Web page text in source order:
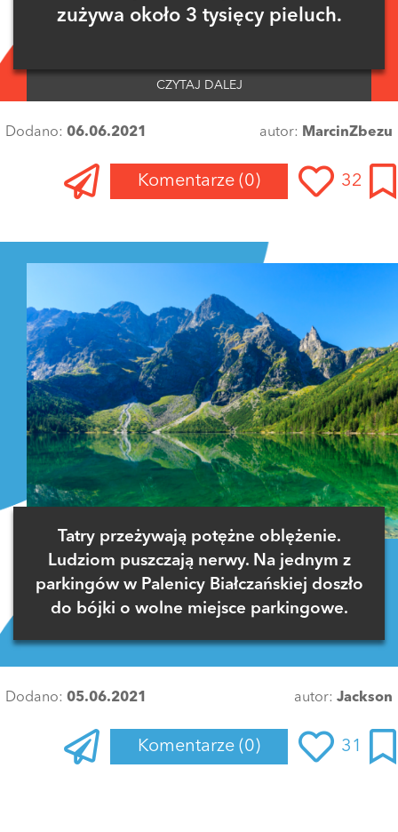
zużywa około 3 tysięcy pieluch.
CZYTAJ DALEJ
Dodano: 06.06.2021 autor: MarcinZbezu
Komentarze (0) 32
Tatry przeżywają potężne oblężenie.
Ludziom puszczają nerwy. Na jednym z
parkingów w Palenicy Białczańskiej doszło
do bójki o wolne miejsce parkingowe.
Dodano: 05.06.2021 autor: Jackson
Komentarze (0) 31